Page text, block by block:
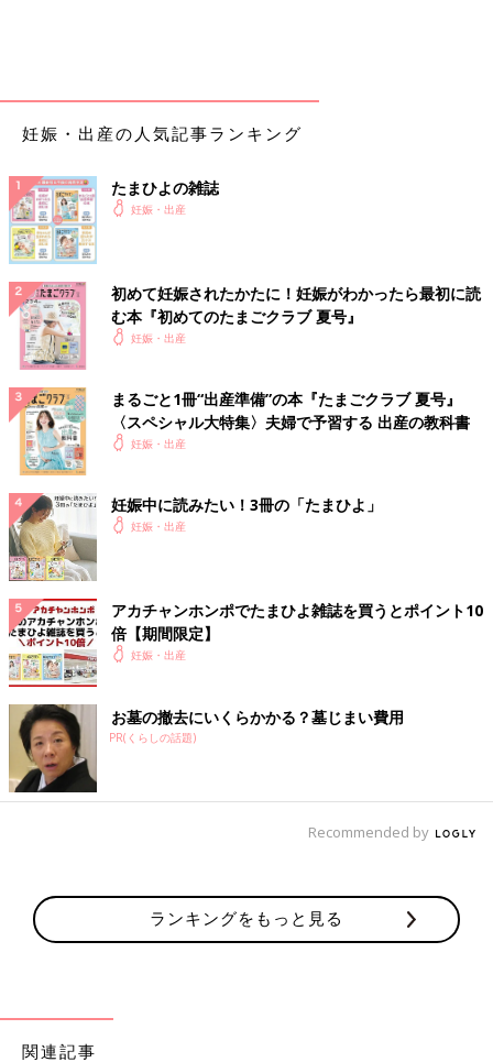
ました。普通の長さを知らないので『そうなんですね』としか言
えませんでした。早く脚を閉じたかったです」（おゆか）
「新幹線の距離の
産だったので前駆陣痛の時点で連絡をしました。ところが病院に
ついたら子宮口が全開。分娩台に上がって7分後、夫に電話して
40分後には元気な赤ちゃんが誕生。夫はそのとき新幹線のホーム
にいたそうです (笑)」
さすがプロ。先生＆助産師さんありがとうエピソー
ド
「帝王切開の手術がこわすぎて、目が合った助産師さんに『終わ
るまで目を合わせてください』と、お願いしました。くりくり目
を開けて合わせてくれていたのに、さっと避けたんです。一瞬不
安になるも視界には赤ちゃんが。カッコよかった……」（ハシヤ
スメ）
「子宮口全開で、さぁ！いきむぞ！と、いきんだらアレ？ 自分
でもわかる。うんちがコロコロ(笑）赤ちゃんではなく便が出
る。先生や助産師さんは慣れているようで、ささっと産褥シート
を新しいのに替えてくれました」（いちご）
「やっと生まれたと安心したのもつかの間、胎盤が出てこず胎盤
『休憩、休憩してーー!!』と、叫んだけれど手は止まらず。
やっと終わった時には1.5Ｌの出血。輸液の点滴をしながら分娩
台から降り、先生から『休憩しなくてごめんね』と声をかけられ
『いや...先生も...お疲れ様でした...』と、お互い労ってから意識遠
にたどり着いて安堵の涙を流すも、まだ赤ちゃんが下りていな
いと別室で待機となり、痛みで我を忘れて叫び続けました。最後
は泣きながら『もう産ませてください』と、懇願。促進剤を使っ
らためて会えたのは翌日の午後でした。
妊娠・出産の人気記事ランキング
たまひよの雑誌
妊娠・出産
初めて妊娠されたかたに！妊娠がわかったら最初に読
む本『初めてのたまごクラブ 夏号』
妊娠・出産
まるごと1冊“出産準備”の本『たまごクラブ 夏号』
〈スペシャル大特集〉夫婦で予習する 出産の教科書
妊娠・出産
妊娠中に読みたい！3冊の「たまひよ」
妊娠・出産
アカチャンホンポでたまひよ雑誌を買うとポイント10
倍【期間限定】
妊娠・出産
お墓の撤去にいくらかかる？墓じまい費用
PR(くらしの話題)
Recommended by
ランキングをもっと見る
関連記事